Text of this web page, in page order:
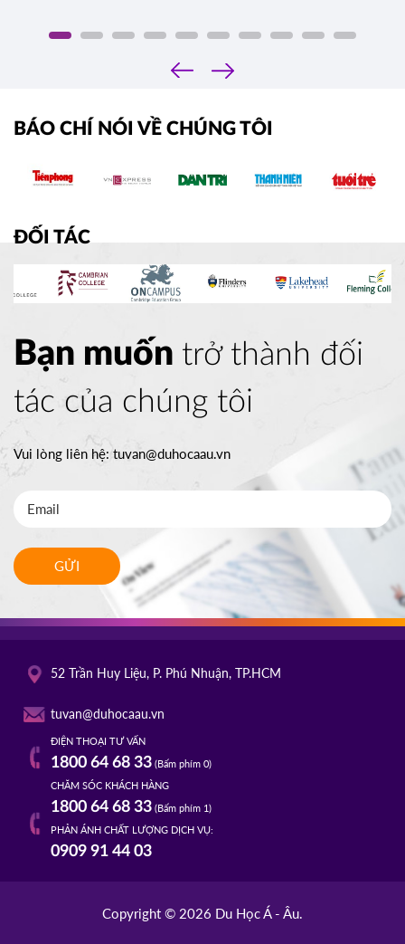
‹
›
BÁO CHÍ NÓI VỀ CHÚNG TÔI
ĐỐI TÁC
Bạn muốn trở thành đối
tác của chúng tôi
Vui lòng liên hệ:tuvan@duhocaau.vn
GỬI
52 Trần Huy Liệu, P. Phú Nhuận, TP.HCM
tuvan@duhocaau.vn
ĐIỆN THOẠI TƯ VẤN
1800 64 68 33(Bấm phím 0)
CHĂM SÓC KHÁCH HÀNG
1800 64 68 33(Bấm phím 1)
PHẢN ÁNH CHẤT LƯỢNG DỊCH VỤ:
0909 91 44 03
Copyright © 2026 Du Học Á - Âu.